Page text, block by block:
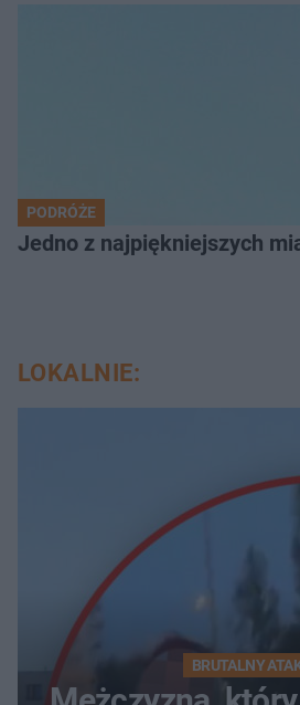
PODRÓŻE
Jedno z najpiękniejszych
LOKALNIE:
BRUTALNY